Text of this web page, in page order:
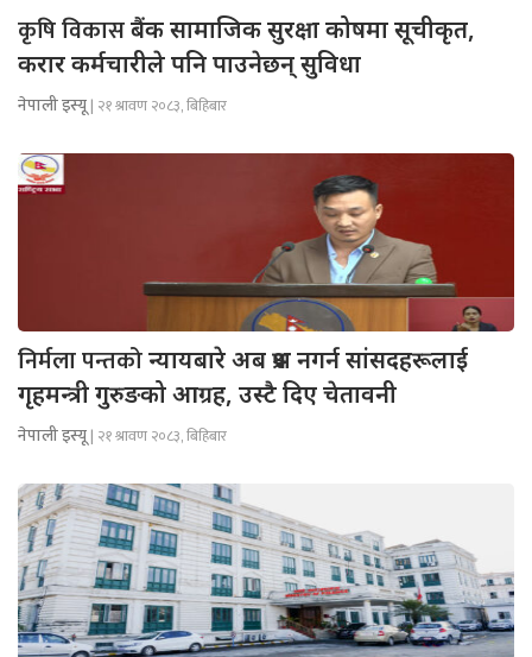
कृषि विकासबैंक सामाजिक सुरक्षा कोषमा सूचीकृत,
करार कर्मचारीले पनि पाउनेछन् सुविधा
नेपाली इस्यू| २१ श्रावण २०८३, बिहिबार
निर्मला पन्तकोन्यायबारे अब प्रश्न नगर्न सांसदहरूलाई
गृहमन्त्री गुरुङको आग्रह, उस्टै दिए चेतावनी
नेपाली इस्यू| २१ श्रावण २०८३, बिहिबार